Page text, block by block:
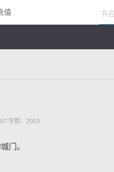
值
字数：2003
门。